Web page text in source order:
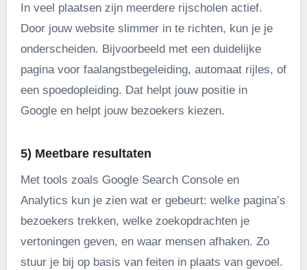
In veel plaatsen zijn meerdere rijscholen actief.
Door jouw website slimmer in te richten, kun je je
onderscheiden. Bijvoorbeeld met een duidelijke
pagina voor faalangstbegeleiding, automaat rijles, of
een spoedopleiding. Dat helpt jouw positie in
Google en helpt jouw bezoekers kiezen.
5) Meetbare resultaten
Met tools zoals Google Search Console en
Analytics kun je zien wat er gebeurt: welke pagina’s
bezoekers trekken, welke zoekopdrachten je
vertoningen geven, en waar mensen afhaken. Zo
stuur je bij op basis van feiten in plaats van gevoel.